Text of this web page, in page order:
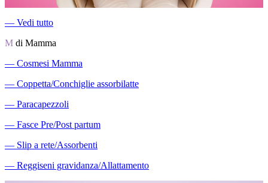
― Vedi tutto
M di Mamma
― Cosmesi Mamma
― Coppetta/Conchiglie assorbilatte
― Paracapezzoli
― Fasce Pre/Post partum
― Slip a rete/Assorbenti
― Reggiseni gravidanza/Allattamento